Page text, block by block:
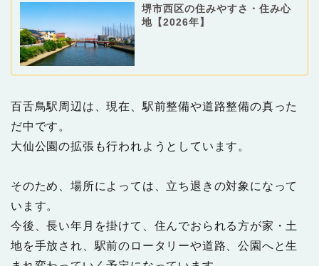
堺市西区の住みやすさ・住み心
地【2026年】
百舌鳥駅周辺は、現在、駅前整備や道路整備の真った
だ中です。
大仙公園の拡張も行われようとしています。
そのため、場所によっては、立ち退きの対象になって
います。
今後、長い年月を掛けて、住んでおられる方が家・土
地を手放され、駅前のロータリーや道路、公園へと生